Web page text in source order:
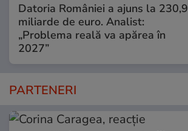
Datoria României a ajuns la 230,9
miliarde de euro. Analist:
„Problema reală va apărea în
2027”
PARTENERI